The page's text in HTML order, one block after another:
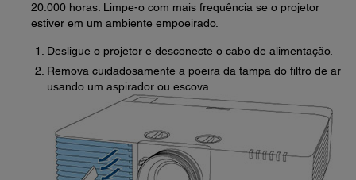
20.000 horas. Limpe-o com mais frequência se o projetor
estiver em um ambiente empoeirado.
Desligue o projetor e desconecte o cabo de alimentação.
Remova cuidadosamente a poeira da tampa do filtro de ar
usando um aspirador ou escova.